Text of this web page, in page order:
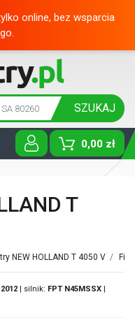
online, bez wsparcia
SZUKAJ
0,00 zł
Toggle
T
NEW HOLLAND T 4050 V / Filtr
2012 | silnik: FPT N45MSSX |